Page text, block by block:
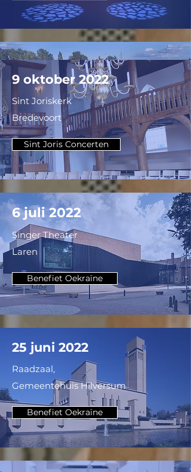
17 februari 2023
Festival Accordeon Folie
Lommel, Belgie
ccdeadelberg.be
9 oktober 2022
Sint Joriskerk
Bredevoort
Sint Joris Concerten
6 juli 2022
Singer Theater
Laren
Benefiet Oekraïne
25 juni 2022
Raadzaal,
GemeentehuisHilversum
Benefiet Oekraïne